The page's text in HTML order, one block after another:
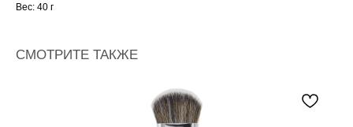
Вес: 40 г
СМОТРИТЕ ТАКЖЕ